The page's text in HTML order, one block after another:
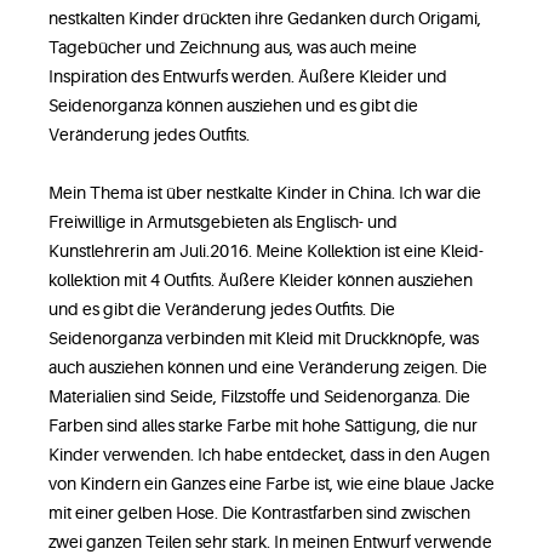
nestkalten Kinder drückten ihre Gedanken durch Origami,
Tagebücher und Zeichnung aus, was auch meine
Inspiration des Entwurfs werden. Äußere Kleider und
Seidenorganza können ausziehen und es gibt die
Veränderung jedes Outfits.
Mein Thema ist über nestkalte Kinder in China. Ich war die
Freiwillige in Armutsgebieten als Englisch- und
Kunstlehrerin am Juli.2016. Meine Kollektion ist eine Kleid-
kollektion mit 4 Outfits. Äußere Kleider können ausziehen
und es gibt die Veränderung jedes Outfits. Die
Seidenorganza verbinden mit Kleid mit Druckknöpfe, was
auch ausziehen können und eine Veränderung zeigen. Die
Materialien sind Seide, Filzstoffe und Seidenorganza. Die
Farben sind alles starke Farbe mit hohe Sättigung, die nur
Kinder verwenden. Ich habe entdecket, dass in den Augen
von Kindern ein Ganzes eine Farbe ist, wie eine blaue Jacke
mit einer gelben Hose. Die Kontrastfarben sind zwischen
zwei ganzen Teilen sehr stark. In meinen Entwurf verwende